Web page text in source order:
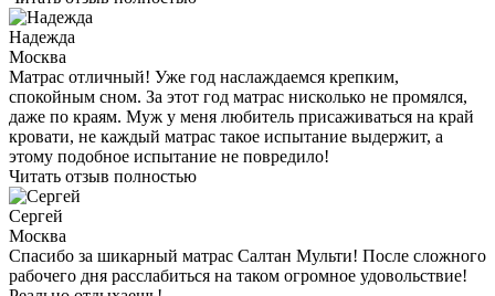
Лена
Нижний Новгород
Делала кровать на заказ и к ней купила модель Салтан
Мульти. И все бы ничего, но черт возьми, я не угадала с
высотой. Я сама невысокая, и теперь чтобы оказаться в
кровати надо немного подпрыгивать, буквально запрыгивать
на нее.
С одной стороны мне нравится матрас и моя кровать, спать-то
комфортненько. К тому же, я почти привыкла уже, что надо
производить определенные телодвижения перед сном. Но все
равно это нечестно!
Читать отзыв полностью
Надежда
Москва